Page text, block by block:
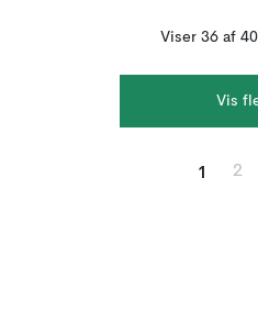
Viser 36 af
Vis
1 2